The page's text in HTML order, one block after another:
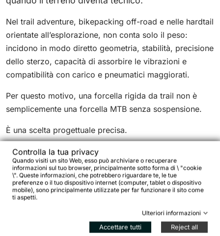
Nel trail adventure, bikepacking off-road e nelle hardtail
orientate all’esplorazione, non conta solo il peso:
incidono in modo diretto geometria, stabilità, precisione
dello sterzo, capacità di assorbire le vibrazioni e
compatibilità con carico e pneumatici maggiorati.
Per questo motivo, una forcella rigida da trail non è
semplicemente una forcella MTB senza sospensione.
È una scelta progettuale precisa.
Forcelle trail adventure: quando hanno
senso
Una forcella rigida moderna ha senso quando il focus
Controlla la tua privacy
Quando visiti un sito Web, esso può archiviare o recuperare
informazioni sul tuo browser, principalmente sotto forma di \ "cookie
\". Queste informazioni, che potrebbero riguardare te, le tue
preferenze o il tuo dispositivo internet (computer, tablet o dispositivo
mobile), sono principalmente utilizzate per far funzionare il sito come
ti aspetti.
Ulteriori informazioni
Accettare tutti Reject all